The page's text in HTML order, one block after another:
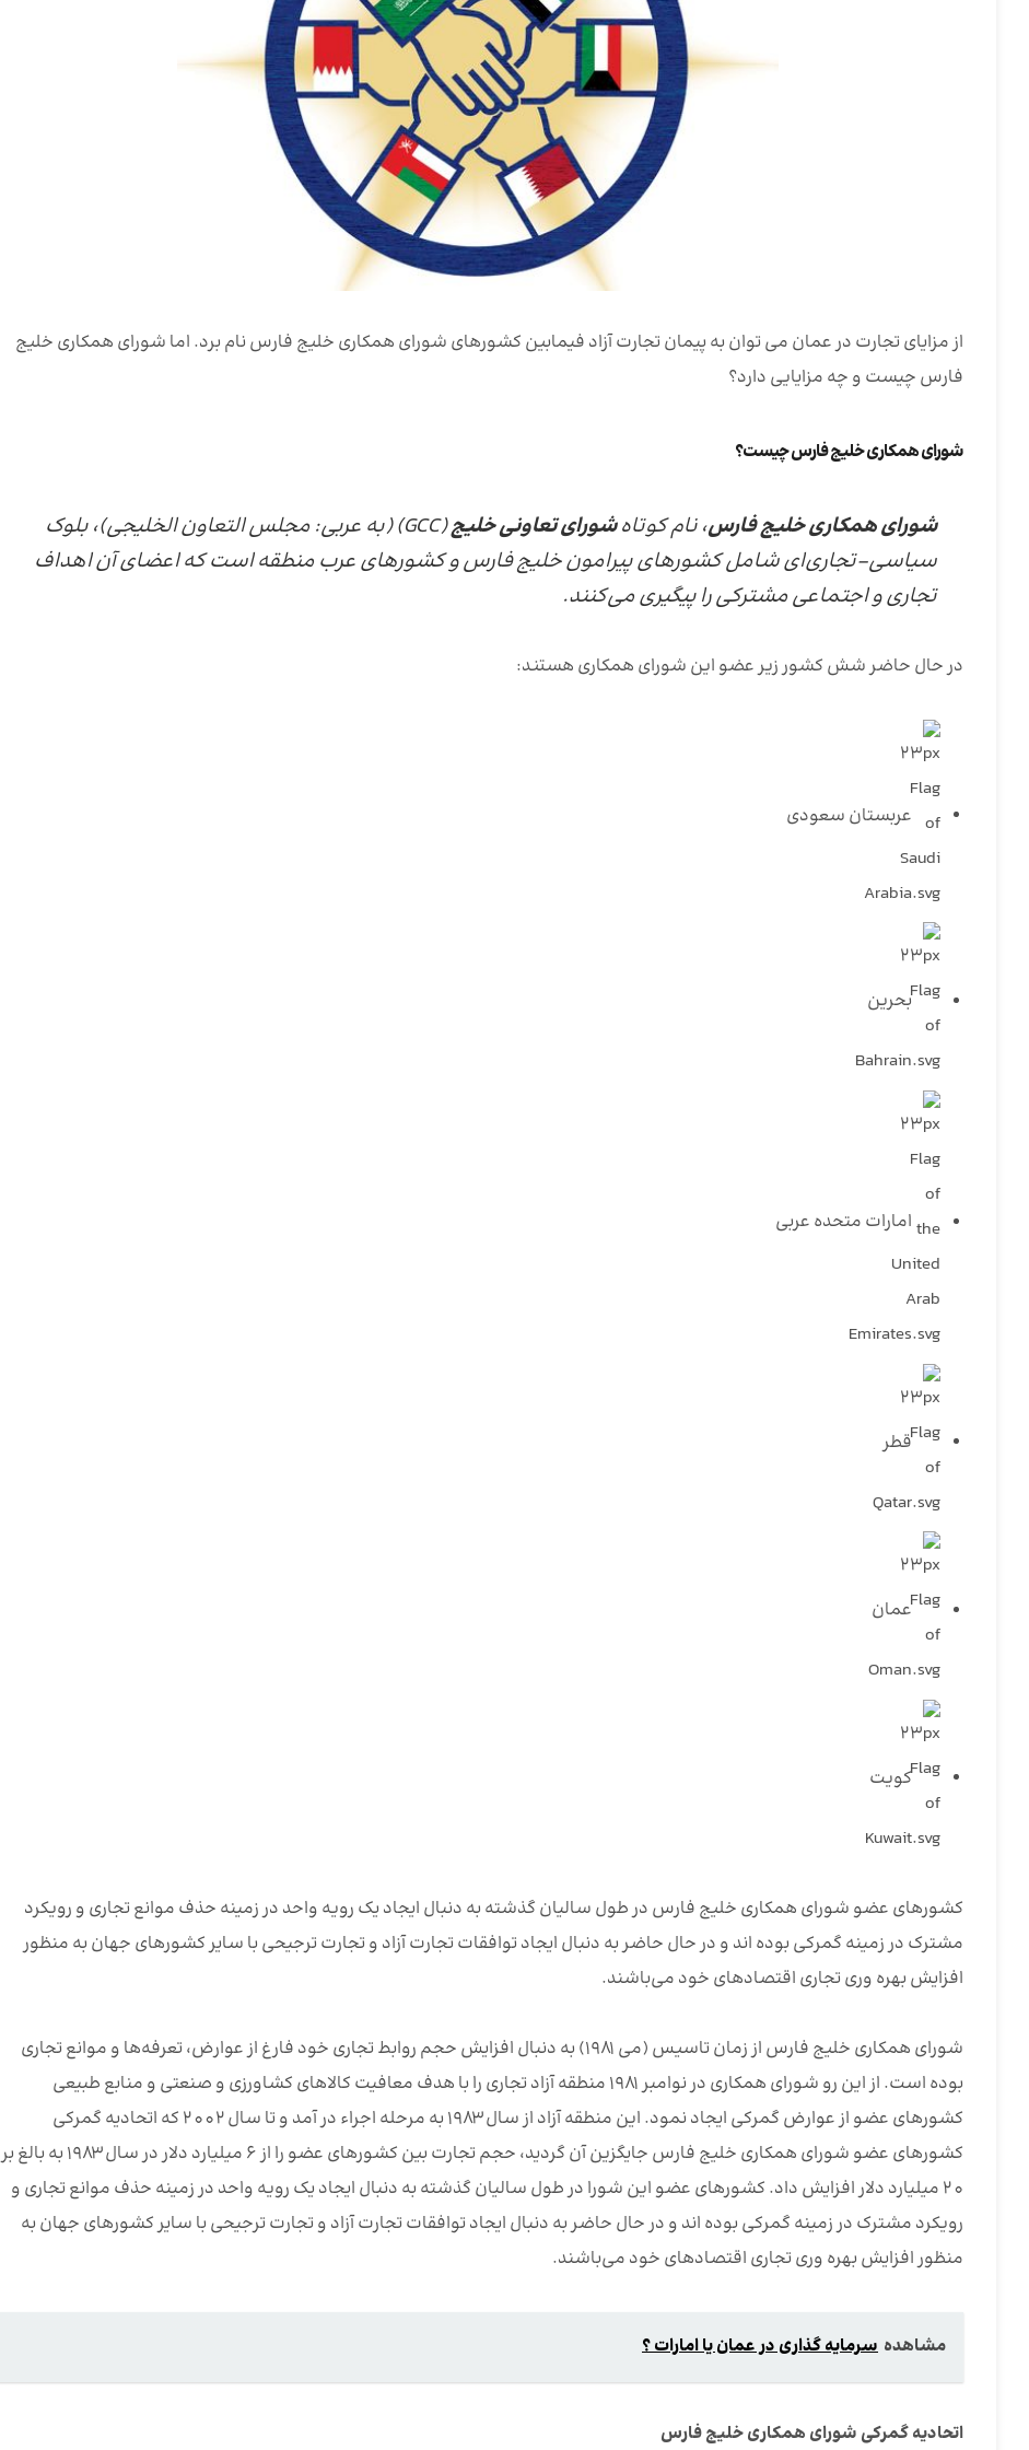
از مزایای تجارت در عمان می توان به پیمان تجارت آزاد فیمابین کشورهای شورای همکاری خلیج فارس نام برد. اما شورای همکاری خلیج
فارس چیست و چه مزایایی دارد؟
شورای همکاری خلیج فارس چیست؟
شورای همکاری خلیج فارس، نام کوتاهشورای تعاونی خلیج(GCC) (به عربی: مجلس التعاون الخليجي)، بلوک
سیاسی-تجاری‌ای شامل کشورهای پیرامون خلیج فارس و کشورهای عرب منطقه است که اعضای آن اهداف
تجاری و اجتماعی مشترکی را پیگیری می‌کنند.
در حال حاضر شش کشور زیر عضو این شورای همکاری هستند:
عربستان سعودی
بحرین
امارات متحده عربی
قطر
عمان
کویت
کشورهای عضو شورای همکاری خلیج فارس در طول سالیان گذشته به دنبال ایجاد یک رویه واحد در زمینه حذف موانع تجاری و رویکرد
مشترک در زمینه گمرکی بوده اند و در حال حاضر به دنبال ایجاد توافقات تجارت آزاد و تجارت ترجیحی با سایر کشورهای جهان به منظور
افزایش بهره وری تجاری اقتصادهای خود می‌باشند.
شورای همکاری خلیج فارس از زمان تاسیس (می 1981) به دنبال افزایش حجم روابط تجاری خود فارغ از عوارض، تعرفه‌ها و موانع تجاری
بوده است. از این رو شورای همکاری در نوامبر 1981 منطقه آزاد تجاری را با هدف معافیت کالاهای کشاورزی و صنعتی و منابع طبیعی
کشورهای عضو از عوارض گمرکی ایجاد نمود. این منطقه آزاد از سال 1983 به مرحله اجراء در آمد و تا سال 2002 که اتحادیه گمرکی
کشورهای عضو شورای همکاری خلیج فارس جایگزین آن گردید، حجم تجارت بین کشورهای عضو را از 6 میلیارد دلار در سال 1983 به بالغ بر
20 میلیارد دلار افزایش داد. کشورهای عضو این شورا در طول سالیان گذشته به دنبال ایجاد یک رویه واحد در زمینه حذف موانع تجاری و
رویکرد مشترک در زمینه گمرکی بوده اند و در حال حاضر به دنبال ایجاد توافقات تجارت آزاد و تجارت ترجیحی با سایر کشورهای جهان به
منظور افزایش بهره وری تجاری اقتصادهای خود می‌باشند.
مشاهده سرمایه گذاری در عمان یا امارات ؟
اتحادیه گمرکی شورای همکاری خلیج فارس